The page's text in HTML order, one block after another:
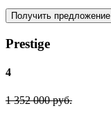
Получить предложение
Prestige
4
1 352 000 руб.